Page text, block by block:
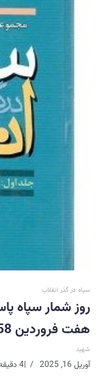
سپاه در گذر انقلاب
روز شمار سپاه
هفت فروردین 1358
شهید
آوریل 16, 2025 |4 دقیقه خواندن